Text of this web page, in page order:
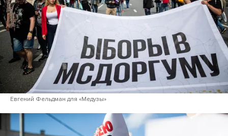
Евгений Фельдман для «Медузы»